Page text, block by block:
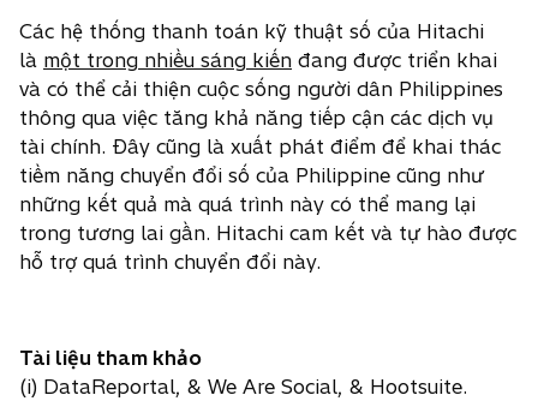
Các hệ thống thanh toán kỹ thuật số của Hitachi
là một trong nhiều sáng kiến đang được triển khai
và có thể cải thiện cuộc sống người dân Philippines
thông qua việc tăng khả năng tiếp cận các dịch vụ
tài chính. Đây cũng là xuất phát điểm để khai thác
tiềm năng chuyển đổi số của Philippine cũng như
những kết quả mà quá trình này có thể mang lại
trong tương lai gần. Hitachi cam kết và tự hào được
hỗ trợ quá trình chuyển đổi này.
Tài liệu tham khảo
(i) DataReportal, & We Are Social, & Hootsuite.